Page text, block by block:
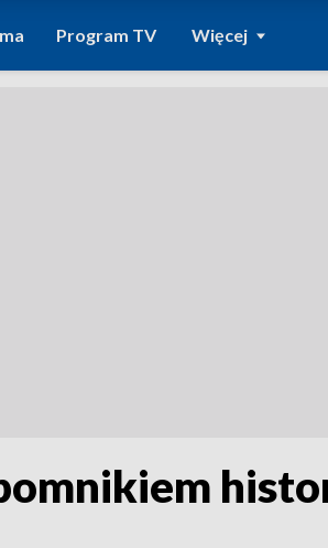
Program TV Więcej